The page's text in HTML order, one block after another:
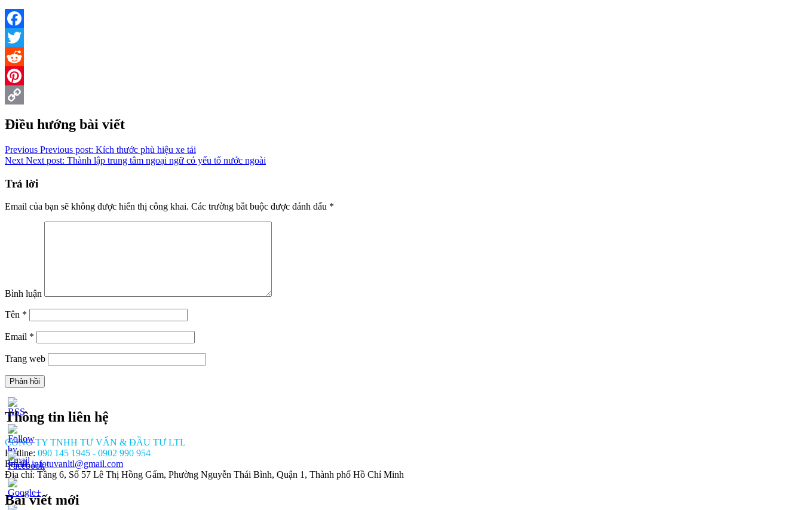
Facebook
Twitter
Reddit
Pinterest
Điều hướng bài viết
Previous Previous post: Kích thước phù hiệu xe tải
Next Next post: Thành lập trung tâm ngoại ngữ có yếu tố nước ngoài
Trả lời
Email của bạn sẽ không được hiển thị công khai. Các trường bắt buộc được đánh dấu *
Bình luận
Tên *
Email *
Trang web
Thông tin liên hệ
CÔNG TY TNHH TƯ VẤN & ĐẦU TƯ LTL
Hotline: 090 145 1945 - 0902 990 954
Email:infotuvanltl@gmail.com
Địa chỉ: Tầng 6, Số 57 Lê Thị Hồng Gấm, Phường Nguyễn Thái Bình, Quận 1, Thành phố Hồ Chí Minh
Bài viết mới